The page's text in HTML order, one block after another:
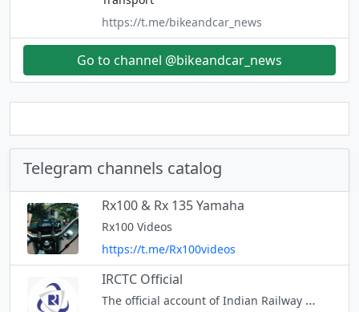
https://t.me/bikeandcar_news
Go to channel @bikeandcar_news
Telegram channels catalog
Rx100 & Rx 135 Yamaha
Rx100 Videos
https://t.me/Rx100videos
IRCTC Official
The official account of Indian Railway Catering & Tourism Corporation Ltd. FB: https://m.facebook.com/IRCTCofficial/ Tw: https://twitter.com/IRCTCofficial Instagram: https://www.instagram.com/irctc.offic